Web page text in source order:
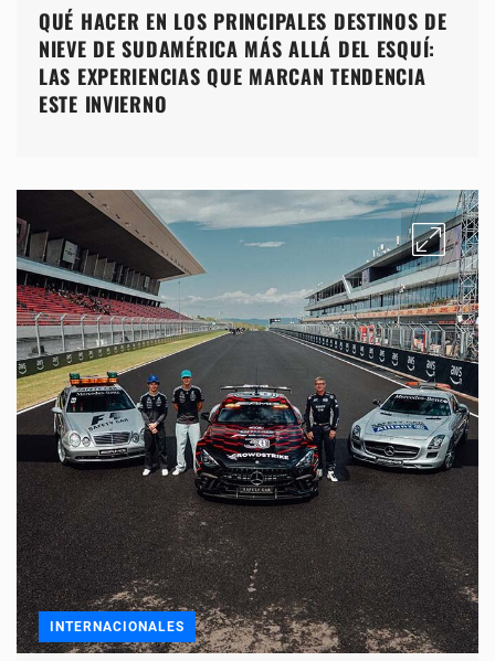
QUÉ HACER EN LOS PRINCIPALES DESTINOS DE
NIEVE DE SUDAMÉRICA MÁS ALLÁ DEL ESQUÍ:
LAS EXPERIENCIAS QUE MARCAN TENDENCIA
ESTE INVIERNO
INTERNACIONALES